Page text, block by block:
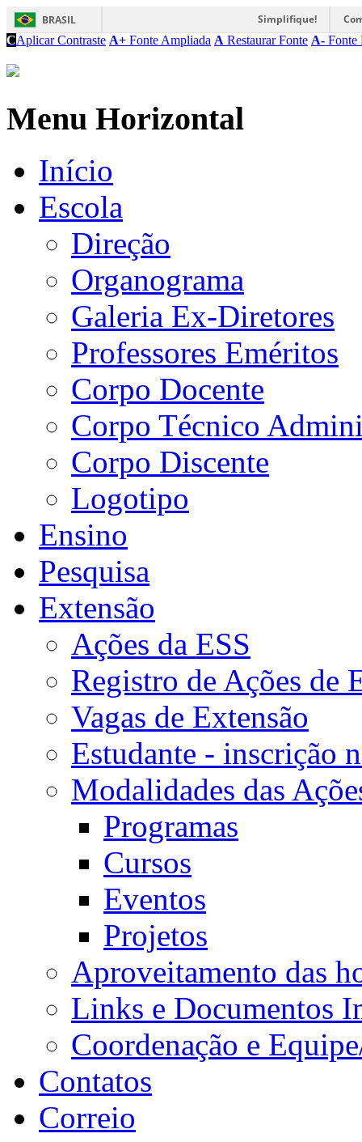
BRASIL Simplifique!
CAplicar Contraste A+ Fonte Ampliada A Restaurar Fonte A- Fonte
Menu Horizontal
Início
Escola
Direção
Organograma
Galeria Ex-Diretores
Professores Eméritos
Corpo Docente
Corpo Técnico
Corpo Discente
Logotipo
Ensino
Pesquisa
Extensão
Ações da ESS
Registro de Ações de
Vagas de Extensão
Estudante - inscrição
Modalidades das
Programas
Cursos
Eventos
Projetos
Aproveitamento das
Links e Documentos
Coordenação e
Contatos
Correio